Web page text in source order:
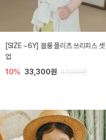
[SIZE ~6Y] 블룸 플리츠 쓰리피스 셋
업
10% 33,300원 37,000원